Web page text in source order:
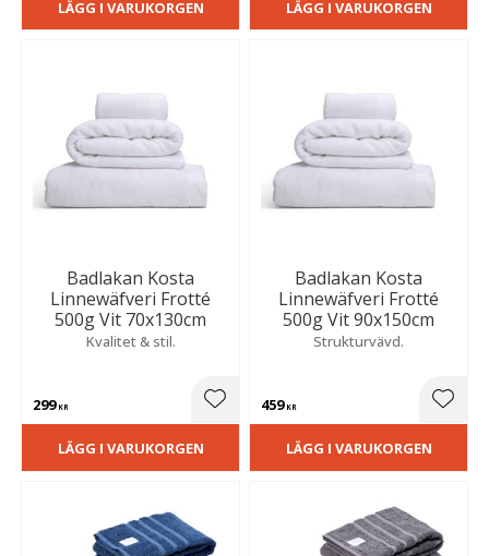
LÄGG I VARUKORGEN LÄGG I VARUKORGEN
Badlakan Kosta
Linnewäfveri Frotté
500g Vit 70x130cm
Kvalitet & stil.
299KR Lägg till i favoriter
LÄGG I VARUKORGEN
Badlakan Kosta
Linnewäfveri Frotté
500g Vit 90x150cm
Strukturvävd.
459KR
LÄGG I VARUKORGEN